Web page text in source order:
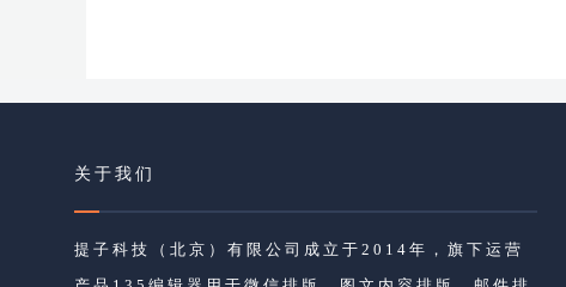
关于我们
提子科技（北京）有限公司成立于2014年，旗下运营